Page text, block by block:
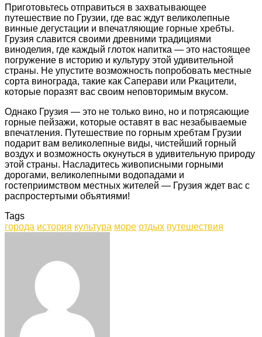
Приготовьтесь отправиться в захватывающее
путешествие по Грузии, где вас ждут великолепные
винные дегустации и впечатляющие горные хребты.
Грузия славится своими древними традициями
виноделия, где каждый глоток напитка — это настоящее
погружение в историю и культуру этой удивительной
страны. Не упустите возможность попробовать местные
сорта винограда, такие как Саперави или Ркацители,
которые поразят вас своим неповторимым вкусом.
Однако Грузия — это не только вино, но и потрясающие
горные пейзажи, которые оставят в вас незабываемые
впечатления. Путешествие по горным хребтам Грузии
подарит вам великолепные виды, чистейший горный
воздух и возможность окунуться в удивительную природу
этой страны. Насладитесь живописными горными
дорогами, великолепными водопадами и
гостеприимством местных жителей — Грузия ждет вас с
распростертыми объятиями!
Tags
города история культура море отдых путешествия